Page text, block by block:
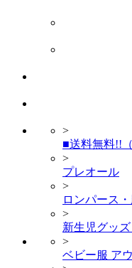
>
■送料無料!!
>
プレオール
>
ロンパース
>
新生児グッ
>
ベビー服 ア